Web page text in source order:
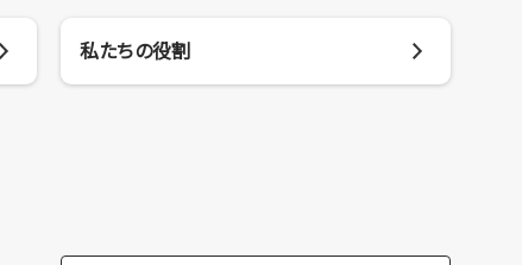
私たちの役割